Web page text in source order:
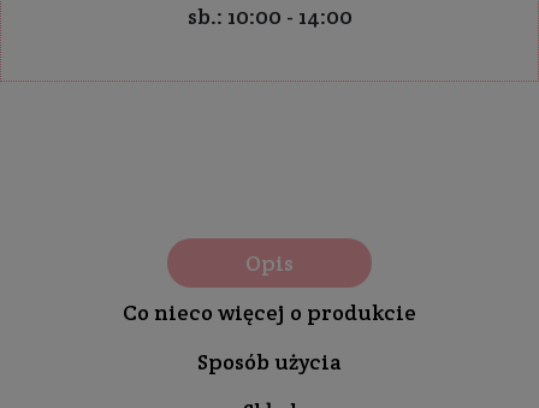
sb.: 10:00 - 14:00
Opis
Co nieco więcej o produkcie
Sposób użycia